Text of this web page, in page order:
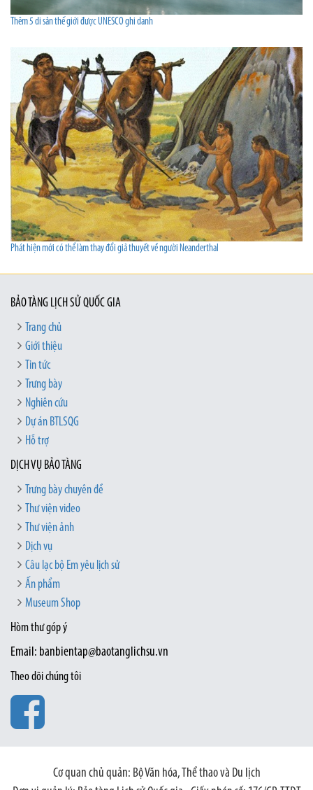
Thêm 5 di sản thế giới được UNESCO ghi danh
Phát hiện mới có thể làm thay đổi giả thuyết về người Neanderthal
BẢO TÀNG LỊCH SỬ QUỐC GIA
Trang chủ
Giới thiệu
Tin tức
Trưng bày
Nghiên cứu
Dự án BTLSQG
Hỗ trợ
DỊCH VỤ BẢO TÀNG
Trưng bày chuyên đề
Thư viện video
Thư viện ảnh
Dịch vụ
Câu lạc bộ Em yêu lịch sử
Ấn phẩm
Museum Shop
Hòm thư góp ý
Email: banbientap@baotanglichsu.vn
Theo dõi chúng tôi
Cơ quan chủ quản: Bộ Văn hóa, Thể thao và Du lịch